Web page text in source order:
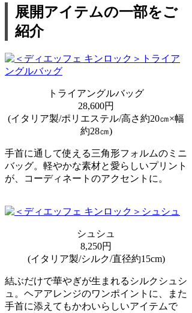
展開アイテムの一部をご
紹介
トライアングルバッグ
28,600円
(イタリア製/ポリエステル/高さ約20㎝×幅
約28㎝)
手首に通して使える三角形フォルムのミニ
バッグ。軽やかな素材と愛らしいプリント
が、コーディネートのアクセントに。
シュシュ
8,250円
(イタリア製/シルク/直径約15cm)
結ぶだけで華やぎが生まれるシルクシュシ
ュ。ヘアアレンジのワンポイントに、また
手首に添えてもかわいらしいアイテムで